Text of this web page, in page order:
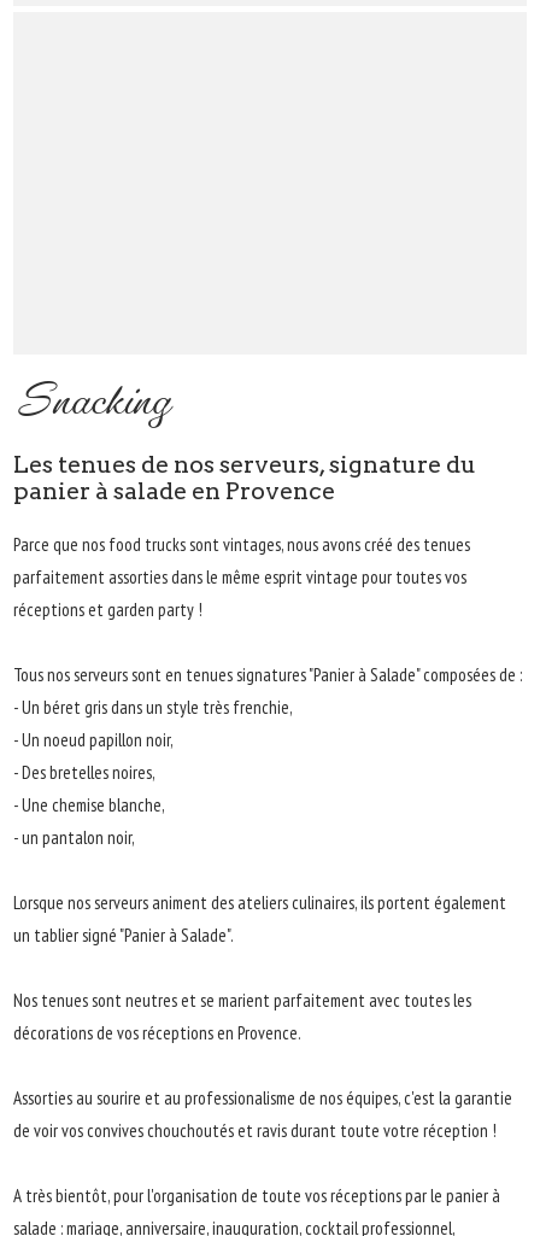
Snacking
Les tenues de nos serveurs, signature du
panier à salade en Provence
Parce que nos food trucks sont vintages, nous avons créé des tenues
parfaitement assorties dans le même esprit vintage pour toutes vos
réceptions et garden party !
Tous nos serveurs sont en tenues signatures "Panier à Salade" composées de :
- Un béret gris dans un style très frenchie,
- Un noeud papillon noir,
- Des bretelles noires,
- Une chemise blanche,
- un pantalon noir,
Lorsque nos serveurs animent des ateliers culinaires, ils portent également
un tablier signé "Panier à Salade".
Nos tenues sont neutres et se marient parfaitement avec toutes les
décorations de vos réceptions en Provence.
Assorties au sourire et au professionalisme de nos équipes, c'est la garantie
de voir vos convives chouchoutés et ravis durant toute votre réception !
A très bientôt, pour l'organisation de toute vos réceptions par le panier à
salade : mariage, anniversaire, inauguration, cocktail professionnel,